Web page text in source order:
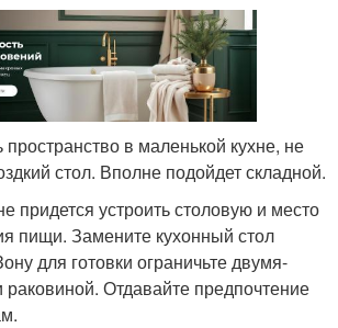
в маленькой кухне, не
стол. Вполне подойдет складной.
придется устроить столовую и место
пищи. Замените кухонный стол
для готовки ограничьте двумя-
Отдавайте предпочтение